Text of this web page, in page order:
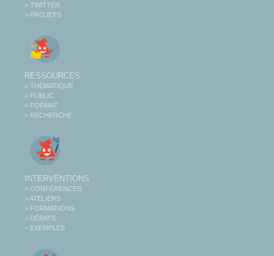
> TWITTER
> PROJETS
RESSOURCES
> THÉMATIQUE
> PUBLIC
> FORMAT
> RECHERCHE
INTERVENTIONS
> CONFÉRENCES
> ATELIERS
> FORMATIONS
> DÉBATS
> EXEMPLES